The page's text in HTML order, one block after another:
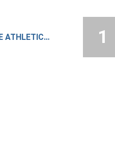
LE HAVRE ATHLETIC CLUB CÉCIFOOT – B2/B3 1